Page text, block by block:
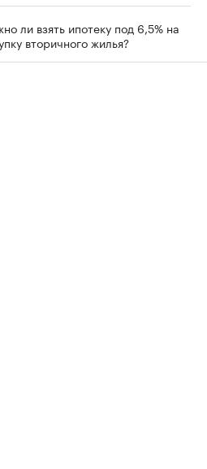
ли взять ипотеку под 6,5% на
вторичного жилья?